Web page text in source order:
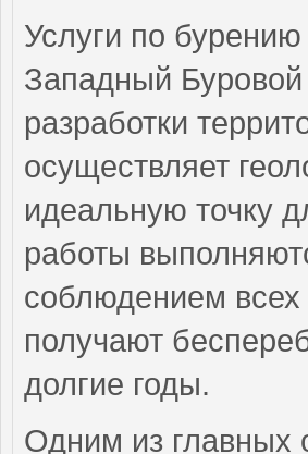
Услуги по
Западный Буровой
разработки
осуществляет
идеальную точку
работы
соблюдением всех
получают
долгие годы.
Одним из главных